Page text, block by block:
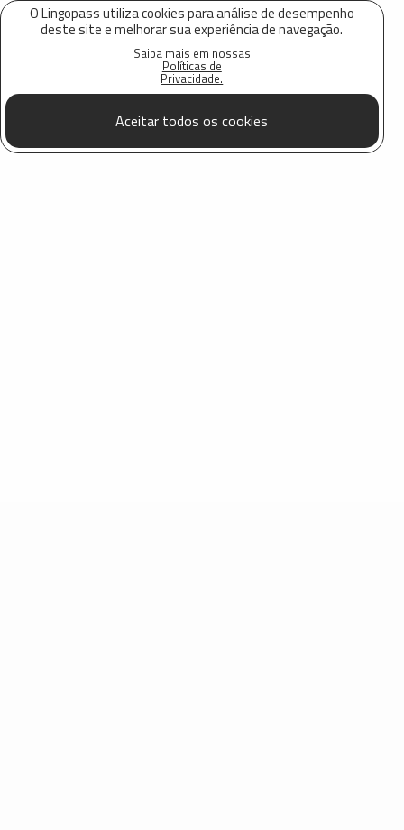
O Lingopass utiliza cookies para análise de desempenho
deste site e melhorar sua experiência de navegação.
Saiba mais em nossas
Políticas de
Privacidade.
Aceitar todos os cookies